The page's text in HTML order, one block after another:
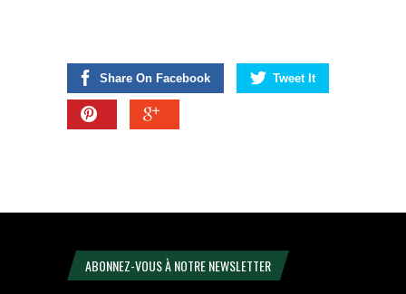
Share On Facebook Tweet It
ABONNEZ-VOUS À NOTRE NEWSLETTER